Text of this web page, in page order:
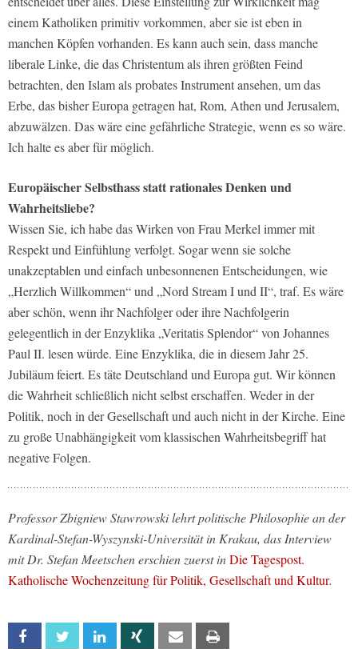
einem Katholiken primitiv vorkommen, aber sie ist eben in
manchen Köpfen vorhanden. Es kann auch sein, dass manche
liberale Linke, die das Christentum als ihren größten Feind
betrachten, den Islam als probates Instrument ansehen, um das
Erbe, das bisher Europa getragen hat, Rom, Athen und Jerusalem,
abzuwälzen. Das wäre eine gefährliche Strategie, wenn es so wäre.
Ich halte es aber für möglich.
Europäischer Selbsthass statt rationales Denken und
Wahrheitsliebe?
Wissen Sie, ich habe das Wirken von Frau Merkel immer mit
Respekt und Einfühlung verfolgt. Sogar wenn sie solche
unakzeptablen und einfach unbesonnenen Entscheidungen, wie
„Herzlich Willkommen“ und „Nord Stream I und II“, traf. Es wäre
aber schön, wenn ihr Nachfolger oder ihre Nachfolgerin
gelegentlich in der Enzyklika „Veritatis Splendor“ von Johannes
Paul II. lesen würde. Eine Enzyklika, die in diesem Jahr 25.
Jubiläum feiert. Es täte Deutschland und Europa gut. Wir können
die Wahrheit schließlich nicht selbst erschaffen. Weder in der
Politik, noch in der Gesellschaft und auch nicht in der Kirche. Eine
zu große Unabhängigkeit vom klassischen Wahrheitsbegriff hat
negative Folgen.
Professor Zbigniew Stawrowski lehrt politische Philosophie an der
Kardinal-Stefan-Wyszynski-Universität in Krakau, das Interview
mit Dr. Stefan Meetschen erschien zuerst inDie Tagespost.
Katholische Wochenzeitung für Politik, Gesellschaft und Kultur.
Facebook Twitter Linkedin Xing Email